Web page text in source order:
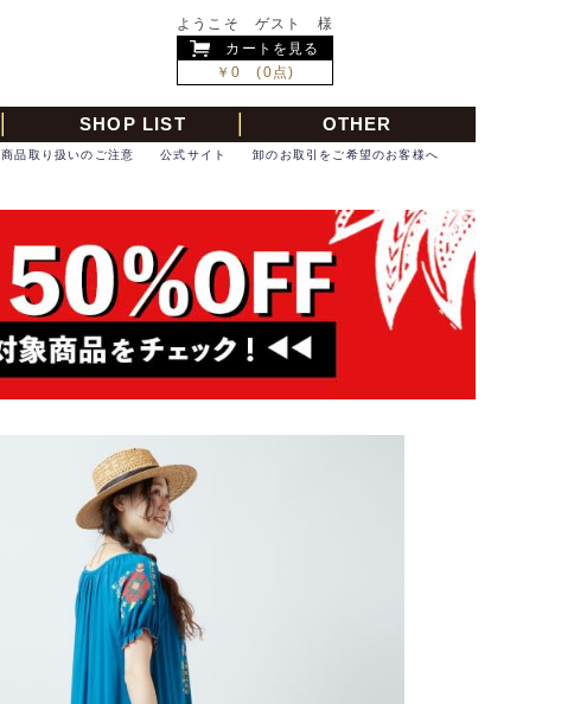
ようこそ ゲスト 様
カートを見る
￥0 (0点)
SHOP LIST OTHER
卸のお取引をご希望のお客様へ
公式サイト
商品取り扱いのご注意